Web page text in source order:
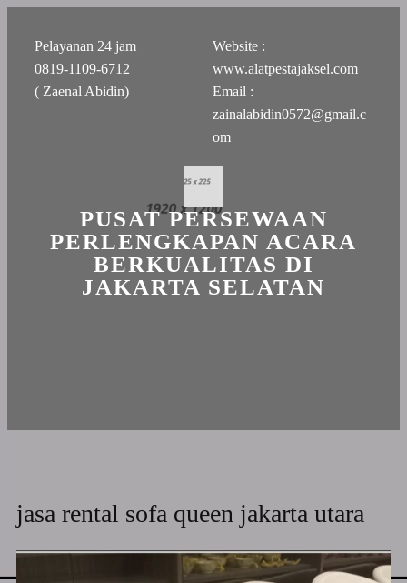
Pelayanan 24 jam
0819-1109-6712
( Zaenal Abidin)
Website :
www.alatpestajaksel.com
Email :
zainalabidin0572@gmail.c
om
PUSAT PERSEWAAN
PERLENGKAPAN ACARA
BERKUALITAS DI
JAKARTA SELATAN
jasa rental sofa queen jakarta utara